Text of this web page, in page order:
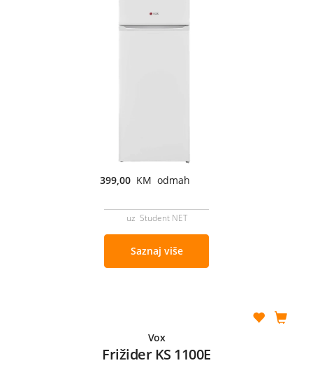
399,00 KM odmah
uz Student NET
Saznaj više
Vox
Frižider KS 1100E